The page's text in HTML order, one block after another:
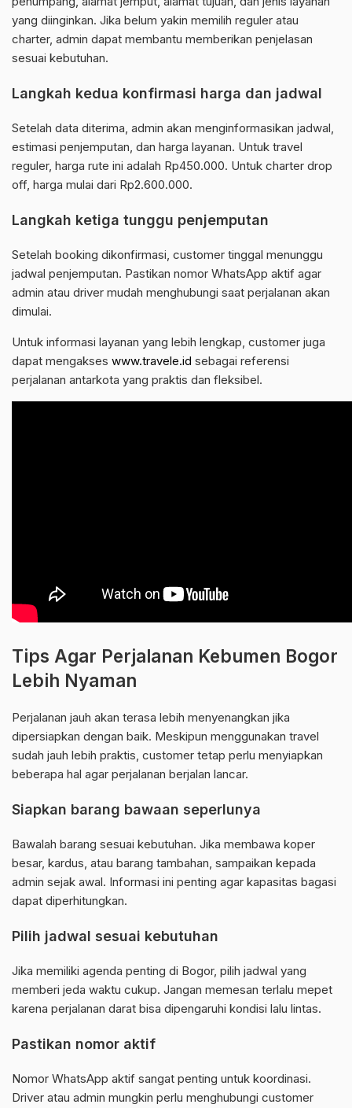
yang diinginkan. Jika belum yakin memilih reguler atau
charter, admin dapat membantu memberikan penjelasan
sesuai kebutuhan.
Langkah kedua konfirmasi harga dan jadwal
Setelah data diterima, admin akan menginformasikan jadwal,
estimasi penjemputan, dan harga layanan. Untuk travel
reguler, harga rute ini adalah Rp450.000. Untuk charter drop
off, harga mulai dari Rp2.600.000.
Langkah ketiga tunggu penjemputan
Setelah booking dikonfirmasi, customer tinggal menunggu
jadwal penjemputan. Pastikan nomor WhatsApp aktif agar
admin atau driver mudah menghubungi saat perjalanan akan
dimulai.
Untuk informasi layanan yang lebih lengkap, customer juga
dapat mengakses www.travele.id sebagai referensi
perjalanan antarkota yang praktis dan fleksibel.
Tips Agar Perjalanan Kebumen Bogor
Lebih Nyaman
Perjalanan jauh akan terasa lebih menyenangkan jika
dipersiapkan dengan baik. Meskipun menggunakan travel
sudah jauh lebih praktis, customer tetap perlu menyiapkan
beberapa hal agar perjalanan berjalan lancar.
Siapkan barang bawaan seperlunya
Bawalah barang sesuai kebutuhan. Jika membawa koper
besar, kardus, atau barang tambahan, sampaikan kepada
admin sejak awal. Informasi ini penting agar kapasitas bagasi
dapat diperhitungkan.
Pilih jadwal sesuai kebutuhan
Jika memiliki agenda penting di Bogor, pilih jadwal yang
memberi jeda waktu cukup. Jangan memesan terlalu mepet
karena perjalanan darat bisa dipengaruhi kondisi lalu lintas.
Pastikan nomor aktif
Nomor WhatsApp aktif sangat penting untuk koordinasi.
Driver atau admin mungkin perlu menghubungi customer